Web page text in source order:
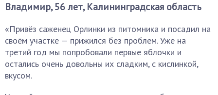
Владимир, 56 лет, Калининградская область
«Привёз саженец Орлинки из питомника и посадил на
своём участке — прижился без проблем. Уже на
третий год мы попробовали первые яблочки и
остались очень довольны их сладким, с кислинкой,
вкусом.